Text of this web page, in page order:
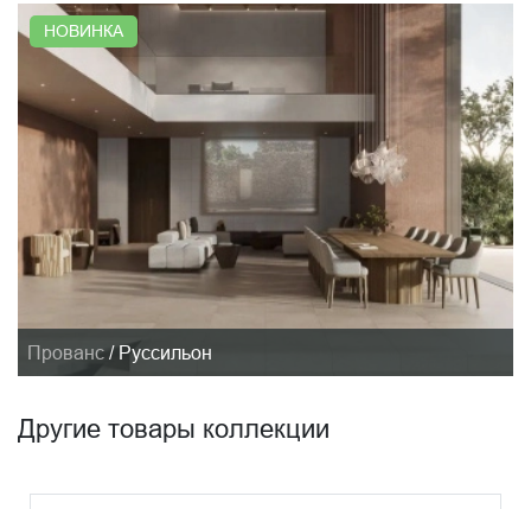
НОВИНКА
Прованс / Руссильон
Другие товары коллекции